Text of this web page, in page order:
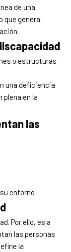
de una
que genera
o estructuras
una deficiencia
en la
las
entorno
Por ello, es a
las personas
la